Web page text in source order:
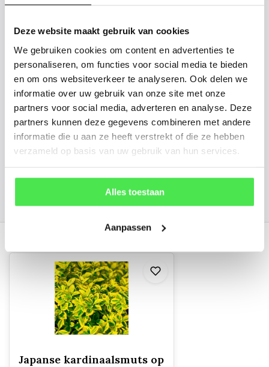
Deze website maakt gebruik van cookies
We gebruiken cookies om content en advertenties te
personaliseren, om functies voor social media te bieden
en om ons websiteverkeer te analyseren. Ook delen we
informatie over uw gebruik van onze site met onze
partners voor social media, adverteren en analyse. Deze
partners kunnen deze gegevens combineren met andere
informatie die u aan ze heeft verstrekt of die ze hebben
verzameld op basis van uw gebruik van hun services.
Alles toestaan
Aanpassen
gaan we voor u kijken. Stuur ons
de plantnaam, hoogte, stamdikte en
vorm. Wilt u weten hoe uw plant of
boom er ongeveer eruit ziet? We
kunnen u een foto sturen.
info@tuinplantenbezorgd.nl
06 45 601 508 (tijdelijk niet bereikbaar)
customers give us a 4.7/
Recent bekeken
Japanse kardinaalsmuts op